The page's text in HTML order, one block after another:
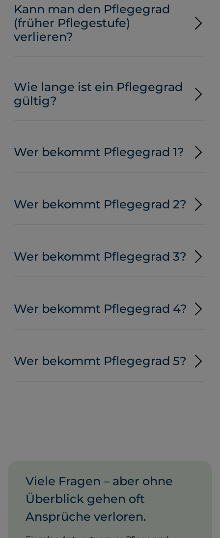
Kann man den Pflegegrad
(früher Pflegestufe)
verlieren?
Wie lange ist ein Pflegegrad
gültig?
Wer bekommt Pflegegrad 1?
Wer bekommt Pflegegrad 2?
Wer bekommt Pflegegrad 3?
Wer bekommt Pflegegrad 4?
Wer bekommt Pflegegrad 5?
Viele Fragen – aber ohne
Überblick gehen oft
Ansprüche verloren.